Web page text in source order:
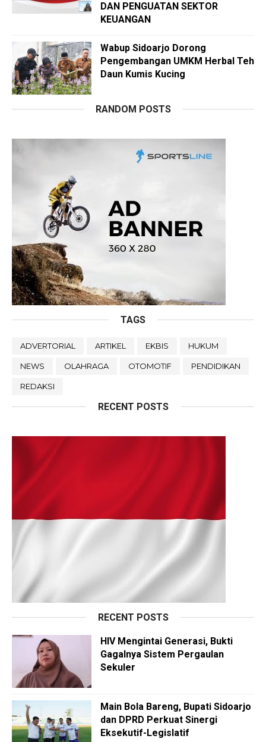
DAN PENGUATAN SEKTOR
KEUANGAN
Wabup Sidoarjo Dorong
Pengembangan UMKM Herbal Teh
Daun Kumis Kucing
RANDOM POSTS
TAGS
ADVERTORIAL ARTIKEL EKBIS HUKUM
NEWS OLAHRAGA OTOMOTIF PENDIDIKAN
REDAKSI
RECENT POSTS
RECENT POSTS
HIV Mengintai Generasi, Bukti
Gagalnya Sistem Pergaulan
Sekuler
Main Bola Bareng, Bupati Sidoarjo
dan DPRD Perkuat Sinergi
Eksekutif-Legislatif